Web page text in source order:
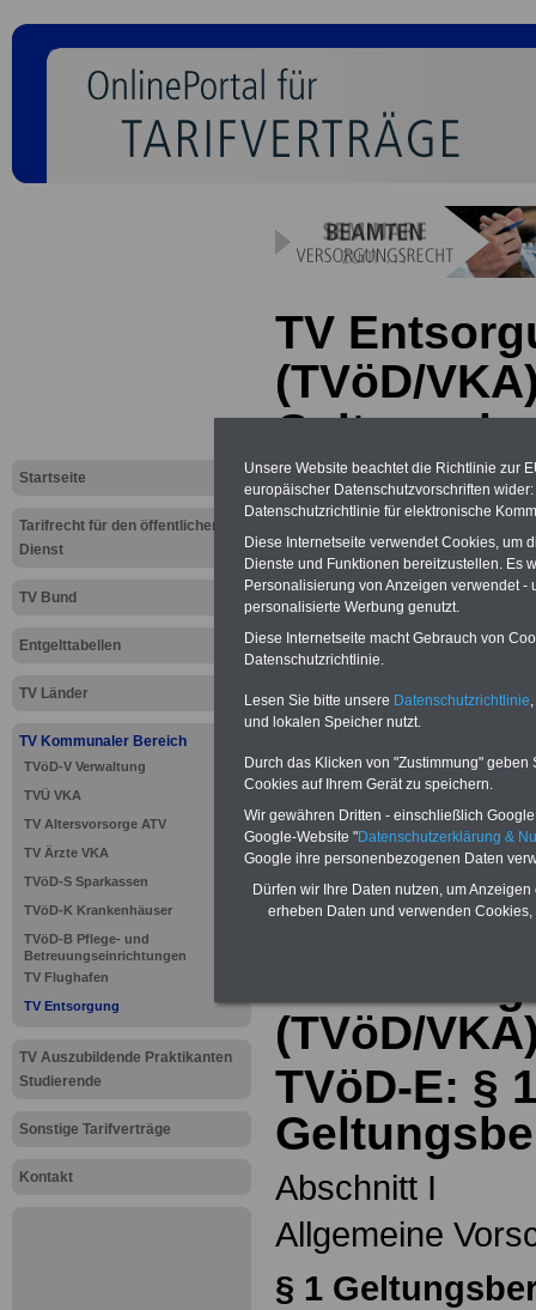
Startseite
Tarifrecht für den öffentlichen
Dienst
TV Bund
Entgelttabellen
TV Länder
TV Kommunaler Bereich
TVöD-V Verwaltung
TVÜ VKA
TV Altersvorsorge ATV
TV Ärzte VKA
TVöD-S Sparkassen
TVöD-K Krankenhäuser
TVöD-B Pflege- und
Betreuungseinrichtungen
TV Flughafen
TV Entsorgung
TV Auszubildende Praktikanten
Studierende
Sonstige Tarifverträge
Kontakt
TV
(TVöD/
Neu aufgelegt: Oktober
>>>zur
Entsorgung
(TVöD/
TVöD-E: §
Abschnitt I
Allgemeine
§ 1
Unsere Website beachtet die Richtlinie zur
europäischer Datenschutzvorschriften
Datenschutzrichtlinie für elektronische
Diese Internetseite verwendet Cookies, um
Dienste und Funktionen bereitzustellen. Es
Personalisierung von Anzeigen verwendet
personalisierte Werbung genutzt.
Diese Internetseite macht Gebrauch von
Datenschutzrichtlinie.
Lesen Sie bitte unsere Datenschutzrichtlinie
und lokalen Speicher nutzt.
Durch das Klicken von "Zustimmung"
Cookies auf Ihrem Gerät zu speichern.
Wir gewähren Dritten - einschließlich
Google-Website "Datenschutzerklärung &
Google ihre personenbezogenen Daten
Dürfen wir Ihre Daten nutzen, um
erheben Daten und verwenden